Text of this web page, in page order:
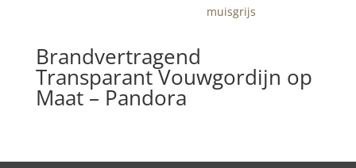
Brandvertragend
Transparant Vouwgordijn op
Maat – Pandora